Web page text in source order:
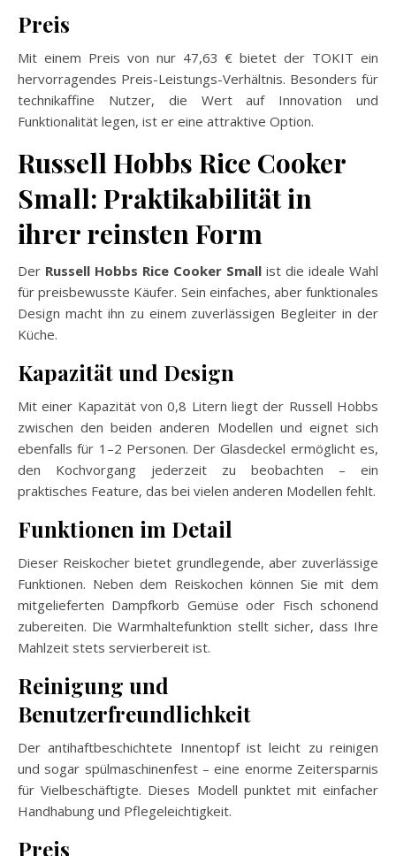
Preis
Mit einem Preis von nur 47,63 € bietet der TOKIT ein
hervorragendes Preis-Leistungs-Verhältnis. Besonders für
technikaffine Nutzer, die Wert auf Innovation und
Funktionalität legen, ist er eine attraktive Option.
Russell Hobbs Rice Cooker
Small: Praktikabilität in
ihrer reinsten Form
Der Russell Hobbs Rice Cooker Small ist die ideale Wahl
für preisbewusste Käufer. Sein einfaches, aber funktionales
Design macht ihn zu einem zuverlässigen Begleiter in der
Küche.
Kapazität und Design
Mit einer Kapazität von 0,8 Litern liegt der Russell Hobbs
zwischen den beiden anderen Modellen und eignet sich
ebenfalls für 1–2 Personen. Der Glasdeckel ermöglicht es,
den Kochvorgang jederzeit zu beobachten – ein
praktisches Feature, das bei vielen anderen Modellen fehlt.
Funktionen im Detail
Dieser Reiskocher bietet grundlegende, aber zuverlässige
Funktionen. Neben dem Reiskochen können Sie mit dem
mitgelieferten Dampfkorb Gemüse oder Fisch schonend
zubereiten. Die Warmhaltefunktion stellt sicher, dass Ihre
Mahlzeit stets servierbereit ist.
Reinigung und
Benutzerfreundlichkeit
Der antihaftbeschichtete Innentopf ist leicht zu reinigen
und sogar spülmaschinenfest – eine enorme Zeitersparnis
für Vielbeschäftigte. Dieses Modell punktet mit einfacher
Handhabung und Pflegeleichtigkeit.
Preis